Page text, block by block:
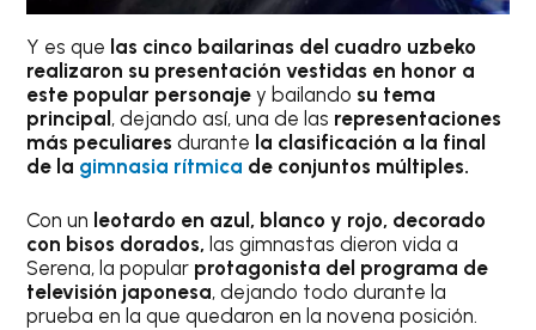
Y es que las cinco bailarinas del cuadro uzbeko
realizaron su presentación vestidas en honor a
este popular personaje y bailando su tema
principal, dejando así, una de las representaciones
más peculiares durante la clasificación a la final
de la gimnasia rítmica de conjuntos múltiples.
Con un leotardo en azul, blanco y rojo, decorado
con bisos dorados, las gimnastas dieron vida a
Serena, la popular protagonista del programa de
televisión japonesa, dejando todo durante la
prueba en la que quedaron en la novena posición.